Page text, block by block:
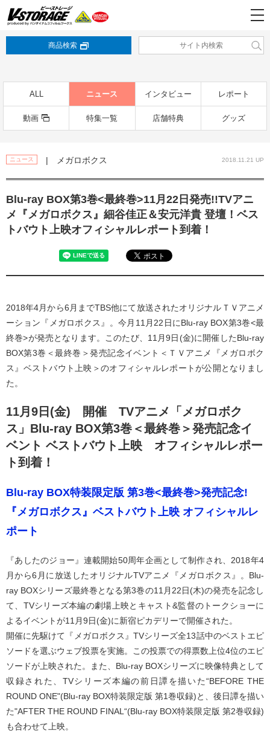
商品検索
ALL ニュース インタビュー レポート
動画 特集一覧 店舗特典 グッズ
ニュース | メガロボクス 2018.11.21 UP
Blu-ray BOX第3巻<最終巻>11月22日発売!!TVアニ
メ『メガロボクス』細谷佳正＆安元洋貴 登壇！ベス
トバウト上映オフィシャルレポート到着！
2018年4月から6月までTBS他にて放送されたオリジナルＴＶアニメ
ーション『メガロボクス』。今月11月22日にBlu-ray BOX第3巻<最
終巻>が発売となります。このたび、11月9日(金)に開催したBlu-ray
BOX第3巻＜最終巻＞発売記念イベント＜ＴＶアニメ『メガロボク
ス』ベストバウト上映＞のオフィシャルレポートが公開となりまし
た。
11月9日(金) 開催 TVアニメ「メガロボク
ス」Blu-ray BOX第3巻＜最終巻＞発売記念イ
ベント ベストバウト上映 オフィシャルレポー
ト到着！
Blu-ray BOX特装限定版 第3巻<最終巻>発売記念!
『メガロボクス』ベストバウト上映 オフィシャルレ
ポート
『あしたのジョー』連載開始50周年企画として制作され、2018年4
月から6月に放送したオリジナルTVアニメ『メガロボクス』。Blu-
ray BOXシリーズ最終巻となる第3巻の11月22日(木)の発売を記念し
て、TVシリーズ本編の劇場上映とキャスト&監督のトークショーに
よるイベントが11月9日(金)に新宿ピカデリーで開催された。
開催に先駆けて『メガロボクス』TVシリーズ全13話中のベストエピ
ソードを選ぶウェブ投票を実施。この投票での得票数上位4位のエピ
ソードが上映された。また、Blu-ray BOXシリーズに映像特典として
収録された、TVシリーズ本編の前日譚を描いた“BEFORE THE
ROUND ONE"(Blu-ray BOX特装限定版 第1巻収録)と、後日譚を描い
た"AFTER THE ROUND FINAL“(Blu-ray BOX特装限定版 第2巻収録)
も合わせて上映。